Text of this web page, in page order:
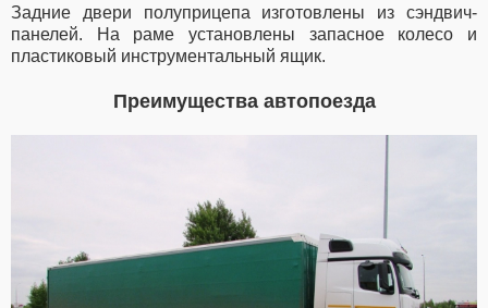
Задние двери полуприцепа изготовлены из сэндвич-
панелей. На раме установлены запасное колесо и
пластиковый инструментальный ящик.
Преимущества автопоезда